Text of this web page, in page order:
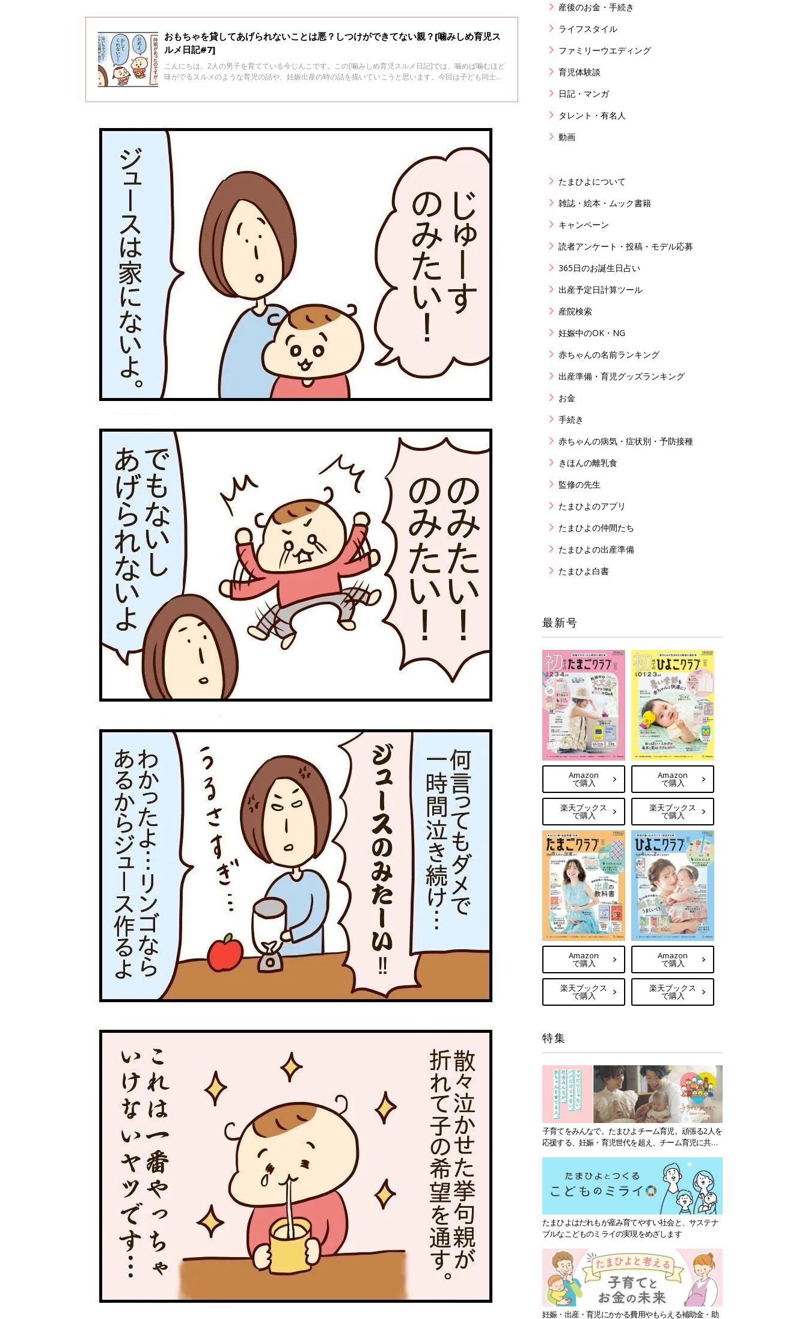
おもちゃを貸してあげられないことは悪？しつけができてない親？[噛みしめ育児ス
ルメ日記#7]
こんにちは。2人の男子を育てている今じんこです。この[噛みしめ育児スルメ日記]では、噛めば噛むほど
味がでるスルメのような育児の話や、妊娠出産の時の話を描いていこうと思います。今回は子ども同士な
産後のお金・手続き
ライフスタイル
ファミリーウエディング
育児体験談
日記・マンガ
タレント・有名人
動画
たまひよについて
雑誌・絵本・ムック書籍
キャンペーン
読者アンケート・投稿・モデル応募
365日のお誕生日占い
出産予定日計算ツール
産院検索
妊娠中のOK・NG
赤ちゃんの名前ランキング
出産準備・育児グッズランキング
お金
手続き
赤ちゃんの病気・症状別・予防接種
きほんの離乳食
監修の先生
たまひよのアプリ
たまひよの仲間たち
たまひよの出産準備
たまひよ白書
最新号
Amazon
で購入
楽天ブックス
で購入
Amazon
で購入
楽天ブックス
で購入
Amazon
で購入
楽天ブックス
で購入
Amazon
で購入
楽天ブックス
で購入
特集
子育てをみんなで。たまひよチーム育児。頑張る2人を
応援する、妊娠・育児世代を超え、チーム育児に共感
たまひよはだれもが産み育てやすい社会と、サステナ
ブルなこどものミライの実現をめざします
妊娠・出産・育児にかかる費用やもらえる補助金・助